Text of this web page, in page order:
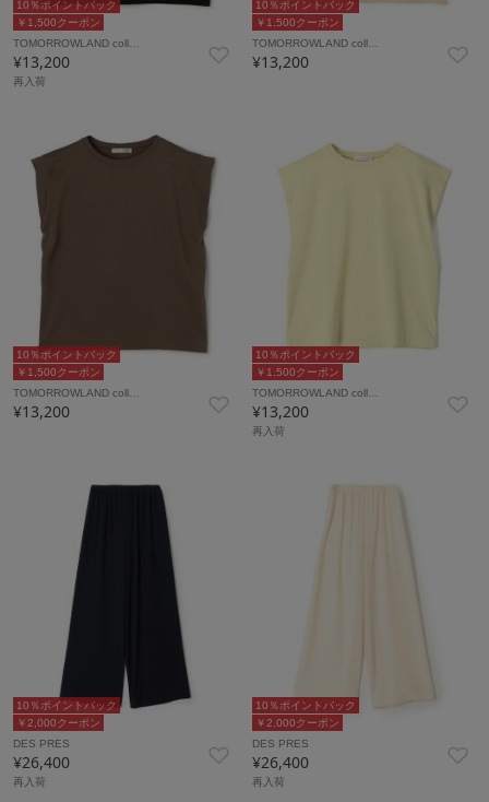
￥1,500クーポン
10％ポイントバック
TOMORROWLAND coll…
¥13,200
再入荷
￥1,500クーポン
10％ポイントバック
TOMORROWLAND coll…
¥13,200
￥1,500クーポン
10％ポイントバック
TOMORROWLAND coll…
¥13,200
￥1,500クーポン
10％ポイントバック
TOMORROWLAND coll…
¥13,200
再入荷
￥2,000クーポン
10％ポイントバック
DES PRES
¥26,400
再入荷
￥2,000クーポン
10％ポイントバック
DES PRES
¥26,400
再入荷